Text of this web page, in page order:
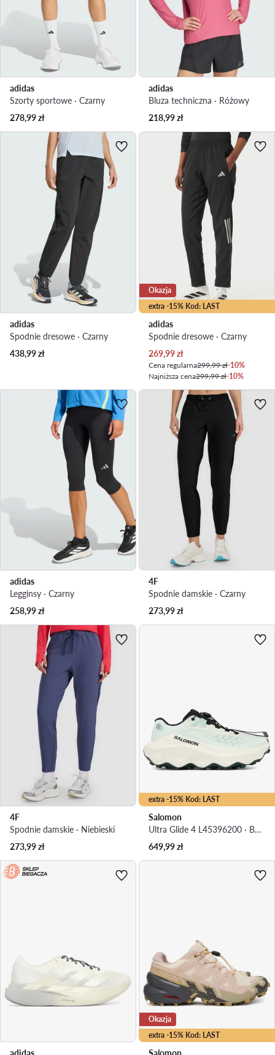
adidas
Szorty sportowe · Czarny
278,99zł
adidas
Bluza techniczna · Różowy
218,99zł
adidas
Spodnie dresowe · Czarny
438,99zł
extra -15% Kod: LAST
Okazja
adidas
Spodnie dresowe · Czarny
Aktualna cena
269,99zł
Cena regularna299,99 zł-10%
Najniższa cena299,99 zł-10%
adidas
Legginsy · Czarny
258,99zł
4F
Spodnie damskie · Czarny
273,99zł
4F
Spodnie damskie · Niebieski
273,99zł
extra -15% Kod: LAST
Salomon
Ultra Glide 4 L45396200 · Buty do biegania
649,99zł
adidas
extra -15% Kod: LAST
Okazja
Salomon